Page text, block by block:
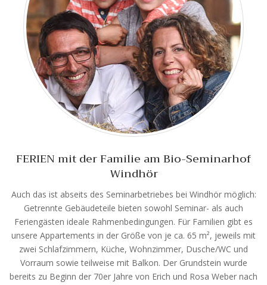
FERIEN mit der Familie am Bio-Seminarhof
Windhör
Auch das ist abseits des Seminarbetriebes bei Windhör möglich:
Getrennte Gebäudeteile bieten sowohl Seminar- als auch
Feriengästen ideale Rahmenbedingungen. Für Familien gibt es
unsere Appartements in der Größe von je ca. 65 m², jeweils mit
zwei Schlafzimmern, Küche, Wohnzimmer, Dusche/WC und
Vorraum sowie teilweise mit Balkon. Der Grundstein wurde
bereits zu Beginn der 70er Jahre von Erich und Rosa Weber nach